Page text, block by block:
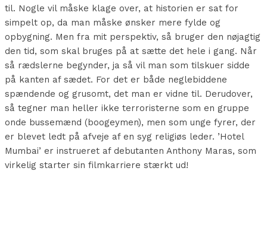
til. Nogle vil måske klage over, at historien er sat for
simpelt op, da man måske ønsker mere fylde og
opbygning. Men fra mit perspektiv, så bruger den nøjagtig
den tid, som skal bruges på at sætte det hele i gang. Når
så rædslerne begynder, ja så vil man som tilskuer sidde
på kanten af sædet. For det er både neglebiddene
spændende og grusomt, det man er vidne til. Derudover,
så tegner man heller ikke terroristerne som en gruppe
onde bussemænd (boogeymen), men som unge fyrer, der
er blevet ledt på afveje af en syg religiøs leder. ’Hotel
Mumbai’ er instrueret af debutanten Anthony Maras, som
virkelig starter sin filmkarriere stærkt ud!